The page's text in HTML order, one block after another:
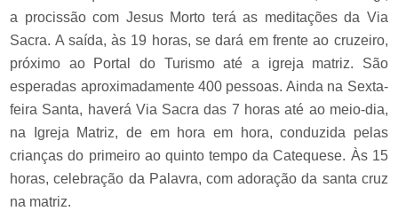
a procissão com Jesus Morto terá as meditações da Via
Sacra. A saída, às 19 horas, se dará em frente ao cruzeiro,
próximo ao Portal do Turismo até a igreja matriz. São
esperadas aproximadamente 400 pessoas. Ainda na Sexta-
feira Santa, haverá Via Sacra das 7 horas até ao meio-dia,
na Igreja Matriz, de em hora em hora, conduzida pelas
crianças do primeiro ao quinto tempo da Catequese. Às 15
horas, celebração da Palavra, com adoração da santa cruz
na matriz.